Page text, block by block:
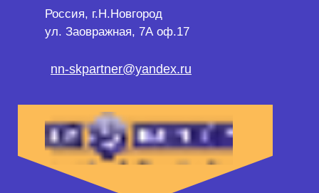
nn-skpartner@yandex.ru
Россия, г.Н.Новгород
ул. Заовражная, 7А оф.17